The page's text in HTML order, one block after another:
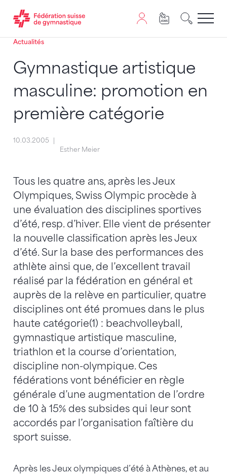
Passer au contenu
Naviguer vers le plan du siten
JavaScript est nécessaire pour naviguer sur ce site.
Actualités
Gymnastique artistique
masculine: promotion en
première catégorie
10.03.2005
Esther Meier
Tous les quatre ans, après les Jeux
Olympiques, Swiss Olympic procède à
une évaluation des disciplines sportives
d’été, resp. d’hiver. Elle vient de présenter
la nouvelle classification après les Jeux
d’été. Sur la base des performances des
athlète ainsi que, de l’excellent travail
réalisé par la fédération en général et
auprès de la relève en particulier, quatre
disciplines ont été promues dans le plus
haute catégorie(1) : beachvolleyball,
gymnastique artistique masculine,
triathlon et la course d’orientation,
discipline non-olympique. Ces
fédérations vont bénéficier en règle
générale d’une augmentation de l’ordre
de 10 à 15% des subsides qui leur sont
accordés par l’organisation faîtière du
sport suisse.
Après les Jeux olympiques d’été à Athènes, et au